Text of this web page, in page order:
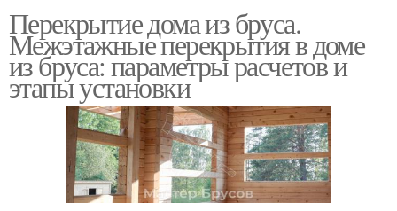
Перекрытие дома из бруса.
Межэтажные перекрытия в доме
из бруса: параметры расчетов и
этапы установки